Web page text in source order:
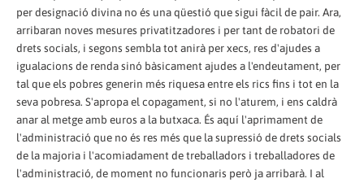
per designació divina no és una qüestió que sigui fàcil de pair. Ara,
arribaran noves mesures privatitzadores i per tant de robatori de
drets socials, i segons sembla tot anirà per xecs, res d'ajudes a
igualacions de renda sinó bàsicament ajudes a l'endeutament, per
tal que els pobres generin més riquesa entre els rics fins i tot en la
seva pobresa. S'apropa el copagament, si no l'aturem, i ens caldrà
anar al metge amb euros a la butxaca. És aquí l'aprimament de
l'administració que no és res més que la supressió de drets socials
de la majoria i l'acomiadament de treballadors i treballadores de
l'administració, de moment no funcionaris però ja arribarà. I al